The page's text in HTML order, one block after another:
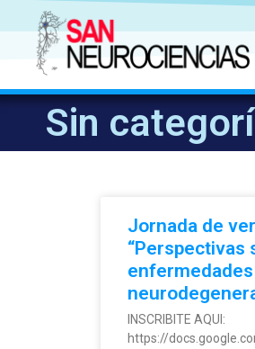
Sin
Jornada de
“Perspectivas
enfermedades
INSCRIBITE AQUI:
https://